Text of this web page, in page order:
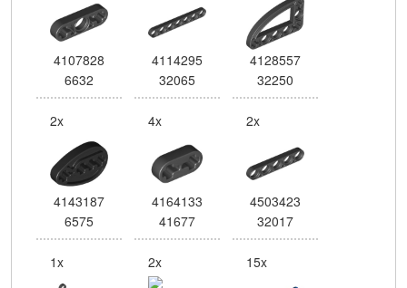
4107828
6632
4114295
32065
4128557
32250
2x
4143187
6575
4x
4164133
41677
2x
4503423
32017
1x 2x 15x